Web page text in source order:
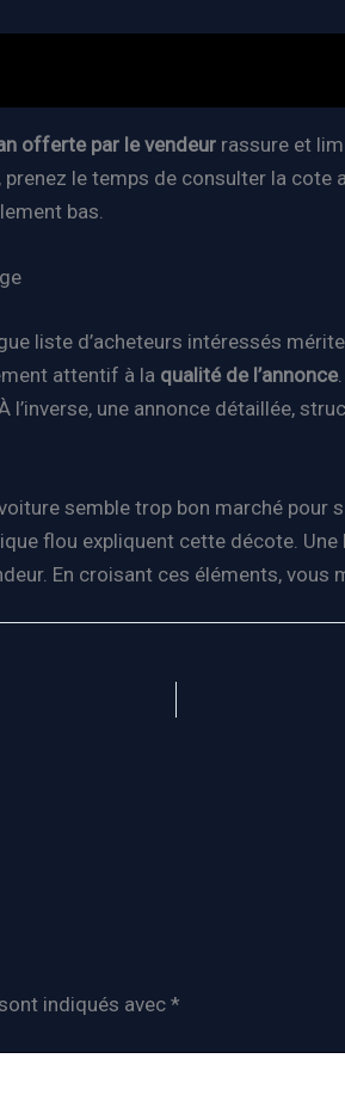
offerte par le vendeur rassure et
le temps de consulter la
bas.
liste d’acheteurs intéressés
attentif à la qualité de l’annonce
une annonce détaillée,
semble trop bon marché
flou expliquent cette décote.
En croisant ces éléments,
indiqués avec *